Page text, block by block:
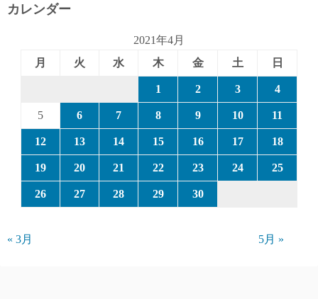
カレンダー
2021年4月
月
火 水 木 金 土 日
1 2 3 4
5 6 7 8 9 10 11
12 13 14 15 16 17 18
19 20 21 22 23 24 25
26 27 28 29 30
« 3月 5月 »